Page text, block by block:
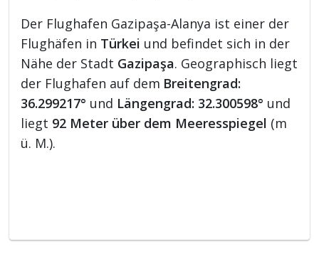
Der Flughafen Gazipaşa-Alanya ist einer der
Flughäfen in Türkei und befindet sich in der
Nähe der Stadt Gazipaşa. Geographisch liegt
der Flughafen auf dem Breitengrad:
36.299217° und Längengrad: 32.300598° und
liegt 92 Meter über dem Meeresspiegel (m
ü. M.).